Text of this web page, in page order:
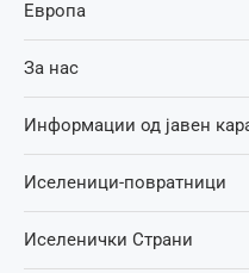
Европа
За нас
Информации од јавен
Иселеници-повратници
Иселенички Страни